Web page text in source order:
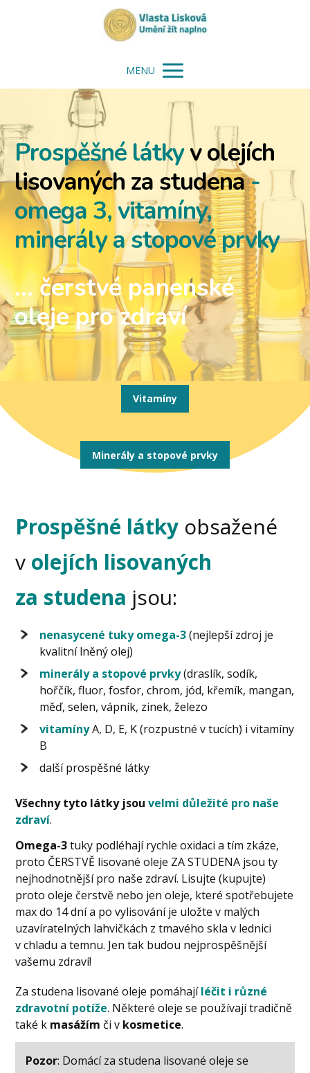
MENU
Prospěšné látkyv olejích
lisovaných za studena-
omega 3, vitamíny,
minerály a stopové prvky
... čerstvé panenské
oleje pro zdraví
Vitamíny
Minerály a stopové prvky
Prospěšné látky obsažené
v olejích lisovaných
za studena jsou:
nenasycené tuky omega-3(nejlepší zdroj je
kvalitní lněný olej)
minerály a stopové prvky(draslík, sodík,
hořčík, fluor, fosfor, chrom, jód, křemík, mangan,
měď, selen, vápník, zinek, železo
vitamínyA, D, E, K (rozpustné v tucích) i vitamíny
B
další prospěšné látky
Všechny tyto látky jsouvelmi důležité pro naše
zdraví.
Omega-3tuky podléhají rychle oxidaci a tím zkáze,
proto ČERSTVĚ lisované oleje ZA STUDENA jsou ty
nejhodnotnější pro naše zdraví. Lisujte (kupujte)
proto oleje čerstvě nebo jen oleje, které spotřebujete
max do 14 dní a po vylisování je uložte v malých
uzavíratelných lahvičkách z tmavého skla v lednici
v chladu a temnu. Jen tak budou nejprospěšnější
vašemu zdraví!
Za studena lisované oleje pomáhajíléčit i různé
zdravotní potíže. Některé oleje se používají tradičně
také k masážím či v kosmetice.
Pozor: Domácí za studena lisované oleje se